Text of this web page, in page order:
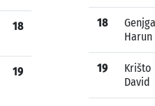
18
19
18
Genjga
Harun
19
Krišto
David